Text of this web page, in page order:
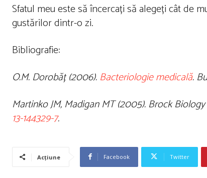
Sfatul meu este să încercați să alegeți cât de
gustărilor dintr-o zi.
Bibliografie:
O.M. Dorobăț (2006). Bacteriologie medicală.
Martinko JM, Madigan MT (2005). Brock
13-144329-7.
Acțiune Facebook Twitter